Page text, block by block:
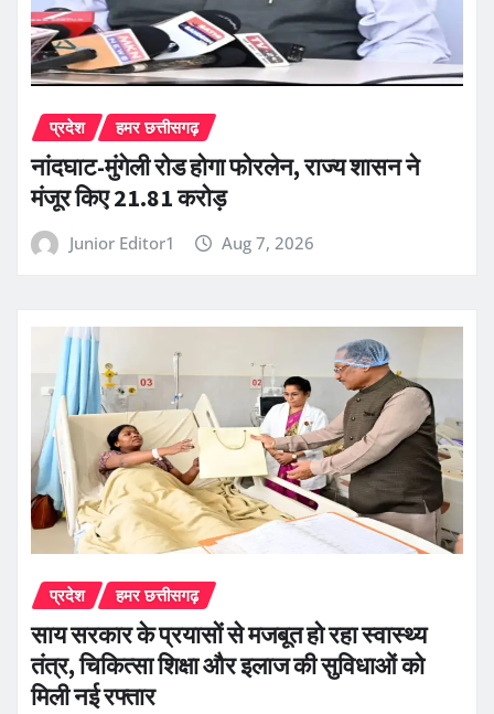
प्रदेश हमर छत्तीसगढ़
नांदघाट-मुंगेली रोड होगा फोरलेन, राज्य शासन ने
मंजूर किए 21.81 करोड़
Junior Editor1 Aug 7, 2026
प्रदेश हमर छत्तीसगढ़
साय सरकार के प्रयासों से मजबूत हो रहा स्वास्थ्य
तंत्र, चिकित्सा शिक्षा और इलाज की सुविधाओं को
मिली नई रफ्तार